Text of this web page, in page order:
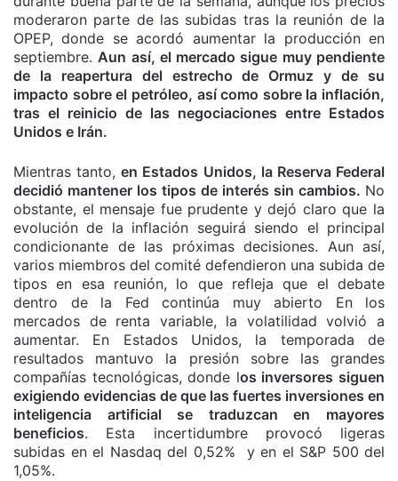
moderaron parte de las subidas tras la reunión de la
OPEP, donde se acordó aumentar la producción en
septiembre.Aun así, el mercado sigue muy pendiente
de la reapertura del estrecho de Ormuz y de su
impacto sobre el petróleo, así como sobre la inflación,
tras el reinicio de las negociaciones entre Estados
Unidos e Irán.
Mientras tanto,en Estados Unidos, la Reserva Federal
decidió mantener los tipos de interés sin cambios. No
obstante, el mensaje fue prudente y dejó claro que la
evolución de la inflación seguirá siendo el principal
condicionante de las próximas decisiones. Aun así,
varios miembros del comité defendieron una subida de
tipos en esa reunión, lo que refleja que el debate
dentro de la Fed continúa muy abierto En los
mercados de renta variable, la volatilidad volvió a
aumentar. En Estados Unidos, la temporada de
resultados mantuvo la presión sobre las grandes
compañías tecnológicas, donde los inversores siguen
exigiendo evidencias de que las fuertes inversiones en
inteligencia artificial se traduzcan en mayores
beneficios. Esta incertidumbre provocó ligeras
subidas en el Nasdaq del 0,52% y en el S&P 500 del
1,05%.